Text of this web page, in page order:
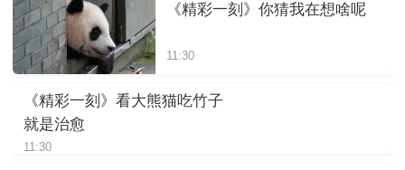
《精彩一刻》你猜我在想啥呢
11:30
《精彩一刻》看大熊猫吃竹子
就是治愈
11:30